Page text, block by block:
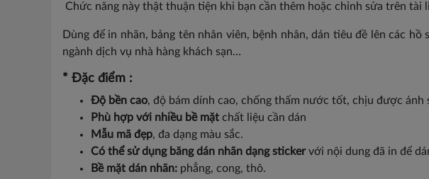
Chức năng này thật thuận tiện khi bạn cần thêm hoặc chỉnh sửa trên tài
Dùng để in nhãn, bảng tên nhân viên, bệnh nhân, dán tiêu đề lên các
ngành dịch vụ nhà hàng khách sạn…
* Đặc điểm :
Độ bền cao, độ bám dính cao, chống thấm nước tốt, chịu được ánh
Phù hợp với nhiều bề mặt chất liệu cần dán
Mẫu mã đẹp, đa dạng màu sắc.
Có thể sử dụng băng dán nhãn dạng stickervới nội dung đã in để
Bề mặt dán nhãn: phẳng, cong, thô.